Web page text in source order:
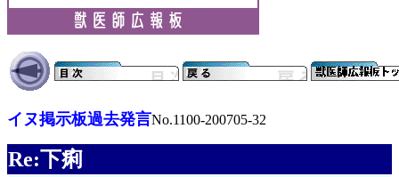
イヌ掲示板過去発言No.1100-200705-32
Re:下痢